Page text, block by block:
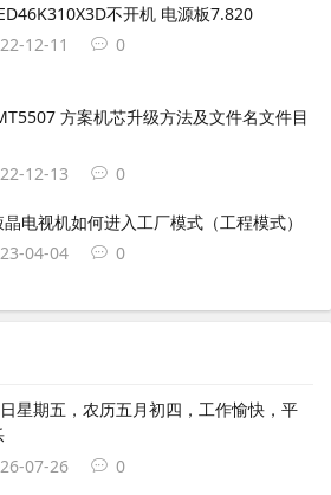
不开机 电源板7.820
12-11
0
方案机芯升级方法及文件名文件目
12-13
0
电视机如何进入工厂模式（工程模式）
04-04
0
星期五，农历五月初四，工作愉快，平
07-26
0